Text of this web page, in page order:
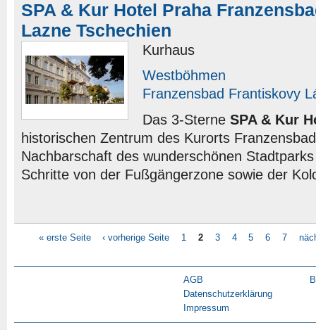
SPA & Kur Hotel Praha
Lazne Tschechien
Kurhaus
Westböhmen
Franzensbad Frantiskovy
Das 3-Sterne SPA & Kur
historischen Zentrum des Kurorts
Nachbarschaft des wunderschönen
Schritte von der Fußgängerzone sowie der
« erste Seite ‹ vorherige Seite 1 2 3 4 5 6 7
AGB
Datenschutzerklärung
Impressum